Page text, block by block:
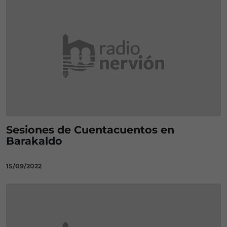
Sesiones de Cuentacuentos en
Barakaldo
15/09/2022